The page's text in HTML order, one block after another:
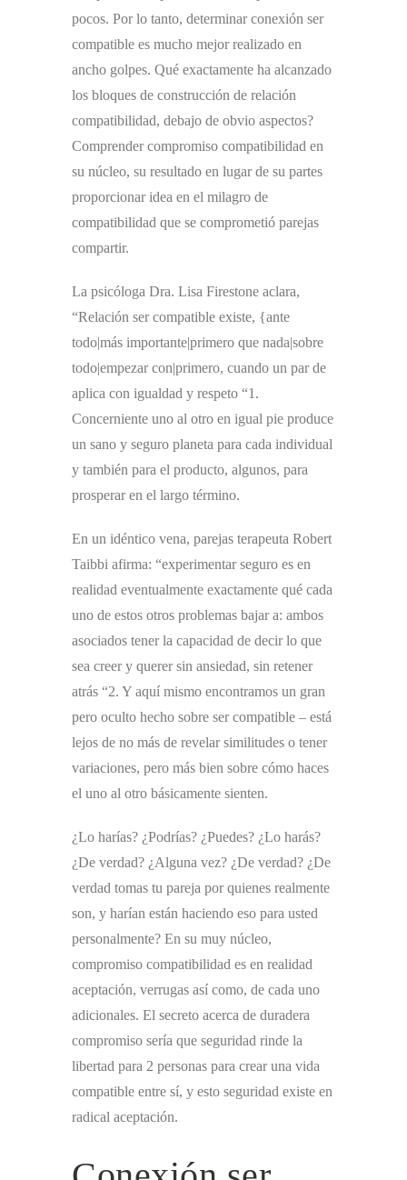
pocos. Por lo tanto, determinar conexión ser
compatible es mucho mejor realizado en
ancho golpes. Qué exactamente ha alcanzado
los bloques de construcción de relación
compatibilidad, debajo de obvio aspectos?
Comprender compromiso compatibilidad en
su núcleo, su resultado en lugar de su partes
proporcionar idea en el milagro de
compatibilidad que se comprometió parejas
compartir.
La psicóloga Dra. Lisa Firestone aclara,
“Relación ser compatible existe, {ante
todo|más importante|primero que nada|sobre
todo|empezar con|primero, cuando un par de
aplica con igualdad y respeto “1.
Concerniente uno al otro en igual pie produce
un sano y seguro planeta para cada individual
y también para el producto, algunos, para
prosperar en el largo término.
En un idéntico vena, parejas terapeuta Robert
Taibbi afirma: “experimentar seguro es en
realidad eventualmente exactamente qué cada
uno de estos otros problemas bajar a: ambos
asociados tener la capacidad de decir lo que
sea creer y querer sin ansiedad, sin retener
atrás “2. Y aquí mismo encontramos un gran
pero oculto hecho sobre ser compatible – está
lejos de no más de revelar similitudes o tener
variaciones, pero más bien sobre cómo haces
el uno al otro básicamente sienten.
¿Lo harías? ¿Podrías? ¿Puedes? ¿Lo harás?
¿De verdad? ¿Alguna vez? ¿De verdad? ¿De
verdad tomas tu pareja por quienes realmente
son, y harían están haciendo eso para usted
personalmente? En su muy núcleo,
compromiso compatibilidad es en realidad
aceptación, verrugas así como, de cada uno
adicionales. El secreto acerca de duradera
compromiso sería que seguridad rinde la
libertad para 2 personas para crear una vida
compatible entre sí, y esto seguridad existe en
radical aceptación.